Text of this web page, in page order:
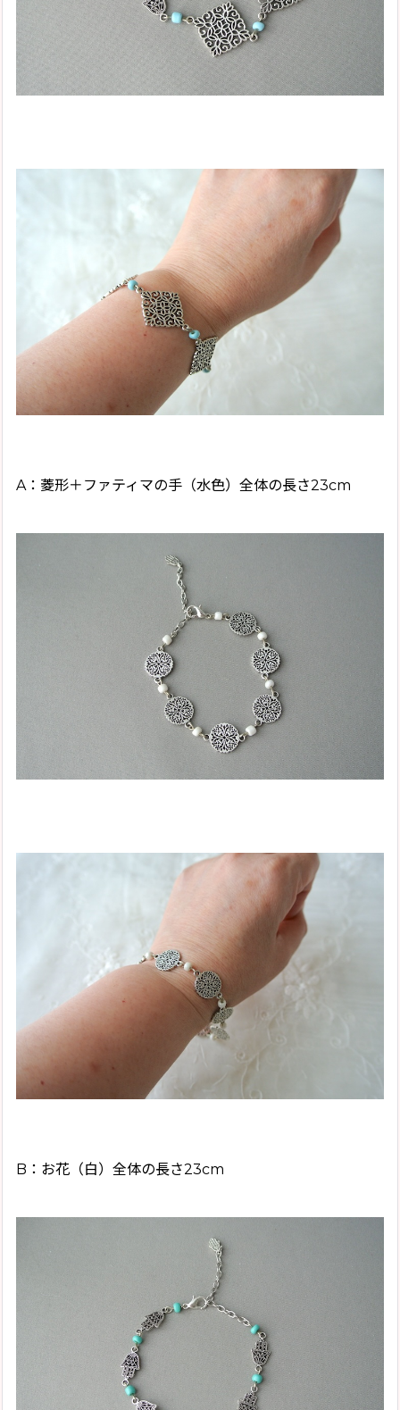
A：菱形＋ファティマの手（水色）全体の長さ23cm
B：お花（白）全体の長さ23cm